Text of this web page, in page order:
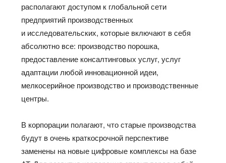
располагают доступом к глобальной сети
предприятий производственных
и исследовательских, которые включают в себя
абсолютно все: производство порошка,
предоставление консалтинговых услуг, услуг
адаптации любой инновационной идеи,
мелкосерийное производство и производственные
центры.
В корпорации полагают, что старые производства
будут в очень краткосрочной перспективе
заменены на новые цифровые комплексы на базе